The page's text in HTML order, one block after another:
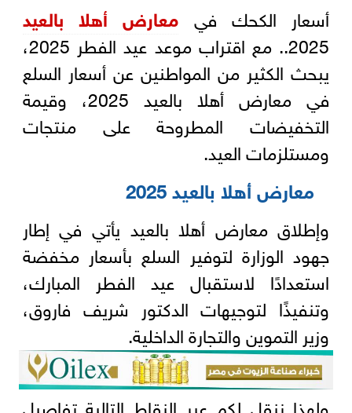
أسعار الكحك في معارض أهلا بالعيد
2025.. مع اقتراب موعد عيد الفطر 2025،
يبحث الكثير من المواطنين عن أسعار السلع
في معارض أهلا بالعيد 2025، وقيمة
التخفيضات المطروحة على منتجات
ومستلزمات العيد.
معارض أهلا بالعيد 2025
وإطلاق معارض أهلا بالعيد يأتي في إطار
جهود الوزارة لتوفير السلع بأسعار مخفضة
استعدادًا لاستقبال عيد الفطر المبارك،
وتنفيذًا لتوجيهات الدكتور شريف فاروق،
وزير التموين والتجارة الداخلية.
ولهذا ننقل لكم عبر النقاط التالية تفاصيل